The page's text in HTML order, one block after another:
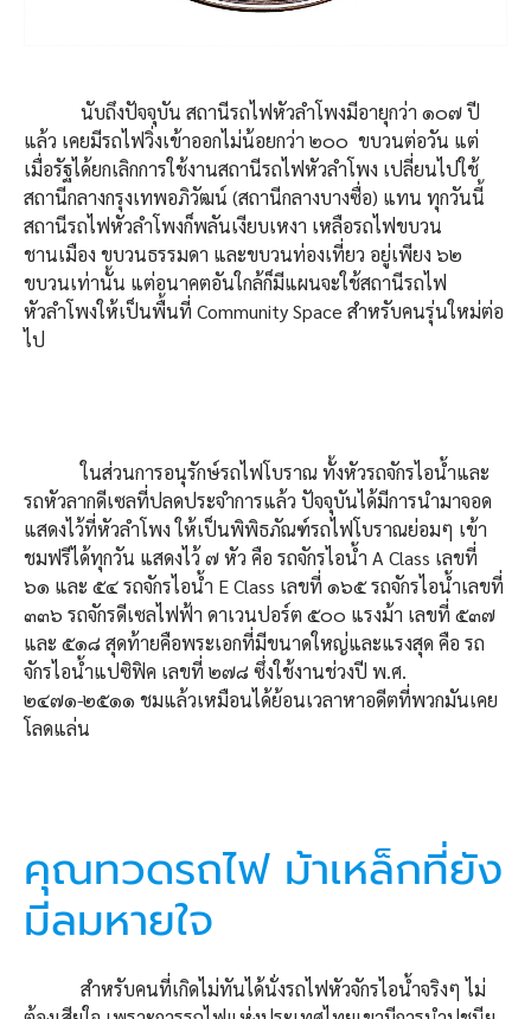
นับถึงปัจจุบัน สถานีรถไฟหัวลำโพงมีอายุกว่า ๑๐๗ ปี
แล้ว เคยมีรถไฟวิ่งเข้าออกไม่น้อยกว่า ๒๐๐ ขบวนต่อวัน แต่
เมื่อรัฐได้ยกเลิกการใช้งานสถานีรถไฟหัวลำโพง เปลี่ยนไปใช้
สถานีกลางกรุงเทพอภิวัฒน์ (สถานีกลางบางซื่อ) แทน ทุกวันนี้
สถานีรถไฟหัวลำโพงก็พลันเงียบเหงา เหลือรถไฟขบวน
ชานเมือง ขบวนธรรมดา และขบวนท่องเที่ยว อยู่เพียง ๖๒
ขบวนเท่านั้น แต่อนาคตอันใกล้ก็มีแผนจะใช้สถานีรถไฟ
หัวลำโพงให้เป็นพื้นที่ Community Space สำหรับคนรุ่นใหม่ต่อ
ไป
ในส่วนการอนุรักษ์รถไฟโบราณ ทั้งหัวรถจักรไอน้ำและ
รถหัวลากดีเซลที่ปลดประจำการแล้ว ปัจจุบันได้มีการนำมาจอด
แสดงไว้ที่หัวลำโพง ให้เป็นพิพิธภัณฑ์รถไฟโบราณย่อมๆ เข้า
ชมฟรีได้ทุกวัน แสดงไว้ ๗ หัว คือ รถจักรไอน้ำ A Class เลขที่
๖๑ และ ๕๔ รถจักรไอน้ำ E Class เลขที่ ๑๖๕ รถจักรไอน้ำเลขที่
๓๓๖ รถจักรดีเซลไฟฟ้า ดาเวนปอร์ต ๕๐๐ แรงม้า เลขที่ ๕๓๗
และ ๕๑๘ สุดท้ายคือพระเอกที่มีขนาดใหญ่และแรงสุด คือ รถ
จักรไอน้ำแปซิฟิค เลขที่ ๒๗๘ ซึ่งใช้งานช่วงปี พ.ศ.
๒๔๗๑-๒๕๑๑ ชมแล้วเหมือนได้ย้อนเวลาหาอดีตที่พวกมันเคย
โลดแล่น
คุณทวดรถไฟ ม้าเหล็กที่ยัง
มีลมหายใจ
สำหรับคนที่เกิดไม่ทันได้นั่งรถไฟหัวจักรไอน้ำจริงๆ ไม่